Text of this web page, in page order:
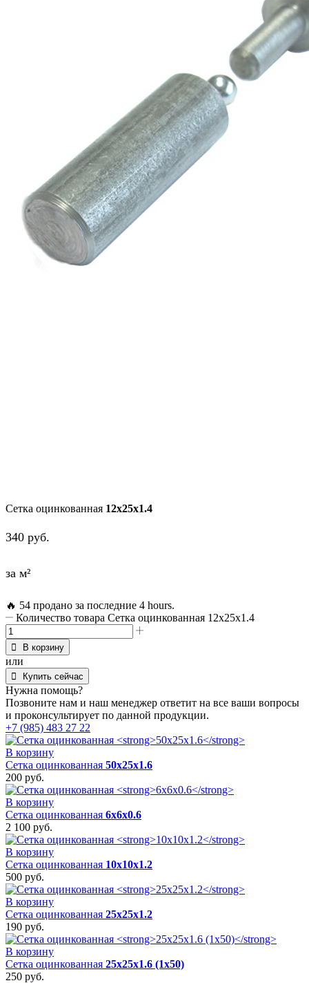
Сетка оцинкованная 12х25х1.4
340 руб.
за м²
🔥 54 продано за последние 4 hours.
Количество товара Сетка оцинкованная 12х25х1.4
В корзину
или
Купить сейчас
Нужна помощь?
Позвоните нам и наш менеджер ответит на все ваши вопросы
и проконсультирует по данной продукции.
+7 (985) 483 27 22
В корзину
Сетка оцинкованная 50х25х1.6
200 руб.
В корзину
Сетка оцинкованная 6х6х0.6
2 100 руб.
В корзину
Сетка оцинкованная 10х10х1.2
500 руб.
В корзину
Сетка оцинкованная 25х25х1.2
190 руб.
В корзину
Сетка оцинкованная 25х25х1.6 (1х50)
250 руб.